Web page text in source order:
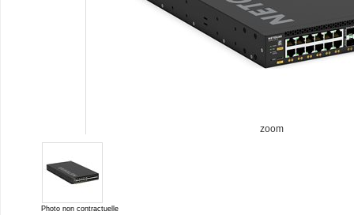
zoom
Photo non contractuelle